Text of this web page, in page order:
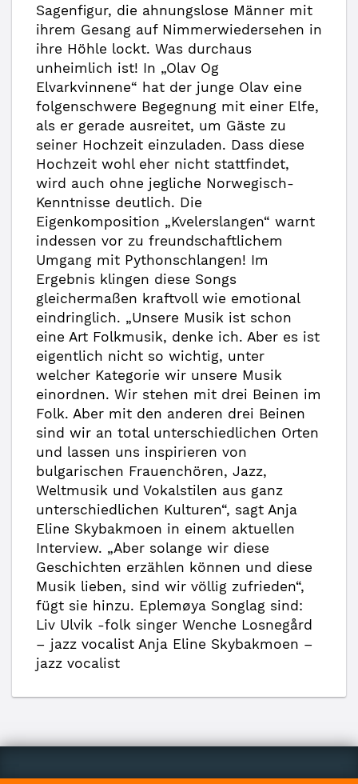
Sagenfigur, die ahnungslose Männer mit
ihrem Gesang auf Nimmerwiedersehen in
ihre Höhle lockt. Was durchaus
unheimlich ist! In „Olav Og
Elvarkvinnene“ hat der junge Olav eine
folgenschwere Begegnung mit einer Elfe,
als er gerade ausreitet, um Gäste zu
seiner Hochzeit einzuladen. Dass diese
Hochzeit wohl eher nicht stattfindet,
wird auch ohne jegliche Norwegisch-
Kenntnisse deutlich. Die
Eigenkomposition „Kvelerslangen“ warnt
indessen vor zu freundschaftlichem
Umgang mit Pythonschlangen! Im
Ergebnis klingen diese Songs
gleichermaßen kraftvoll wie emotional
eindringlich. „Unsere Musik ist schon
eine Art Folkmusik, denke ich. Aber es ist
eigentlich nicht so wichtig, unter
welcher Kategorie wir unsere Musik
einordnen. Wir stehen mit drei Beinen im
Folk. Aber mit den anderen drei Beinen
sind wir an total unterschiedlichen Orten
und lassen uns inspirieren von
bulgarischen Frauenchören, Jazz,
Weltmusik und Vokalstilen aus ganz
unterschiedlichen Kulturen“, sagt Anja
Eline Skybakmoen in einem aktuellen
Interview. „Aber solange wir diese
Geschichten erzählen können und diese
Musik lieben, sind wir völlig zufrieden“,
fügt sie hinzu. Eplemøya Songlag sind:
Liv Ulvik -folk singer Wenche Losnegård
– jazz vocalist Anja Eline Skybakmoen –
jazz vocalist